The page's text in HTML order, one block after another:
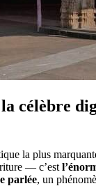
célèbre
la plus
— c’est
parlée, un